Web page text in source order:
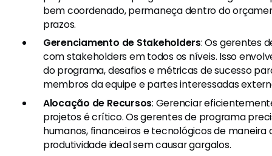
bem coordenado, permaneça dentro do
prazos.
Gerenciamento de Stakeholders: Os gerentes
com stakeholders em todos os níveis. Isso
do programa, desafios e métricas de sucesso
membros da equipe e partes interessadas
Alocação de Recursos: Gerenciar
projetos é crítico. Os gerentes de programa
humanos, financeiros e tecnológicos de
produtividade ideal sem causar gargalos.